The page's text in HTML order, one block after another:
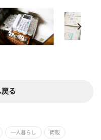
る
一人暮らし 両親